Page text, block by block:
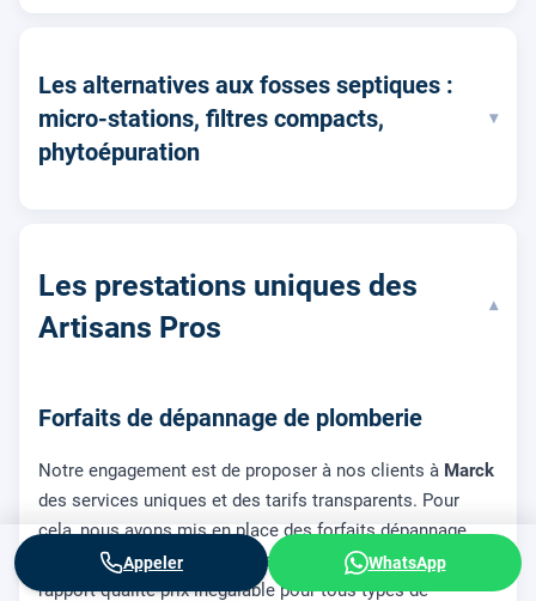
Les alternatives aux fosses septiques :
micro-stations, filtres compacts,
phytoépuration
▾
Les prestations uniques des
Artisans Pros
▾
Forfaits de dépannage de plomberie
Notre engagement est de proposer à nos clients à Marck
des services uniques et des tarifs transparents. Pour
cela, nous avons mis en place des forfaits dépannage
plomberie accessibles à tous. Nous assurons alors un
rapport qualité-prix inégalable pour tous types de
Appeler WhatsApp